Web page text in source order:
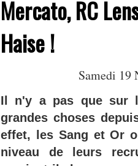
Mercato, RC
Haise !
Samedi 19
Il n'y a pas que sur
grandes choses
effet, les Sang et Or
niveau de leurs